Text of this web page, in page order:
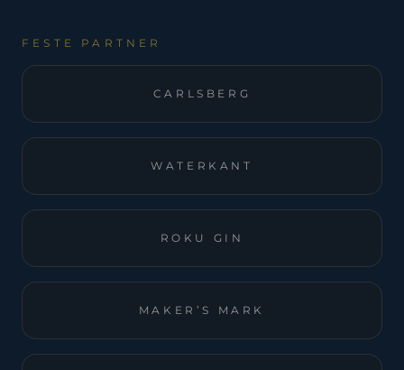
FESTE PARTNER
CARLSBERG
WATERKANT
ROKU GIN
MAKER’S MARK